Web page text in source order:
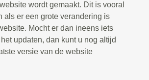
wordt gemaakt. Dit is vooral
als er een grote verandering is
Mocht er dan ineens iets
updaten, dan kunt u nog altijd
versie van de website